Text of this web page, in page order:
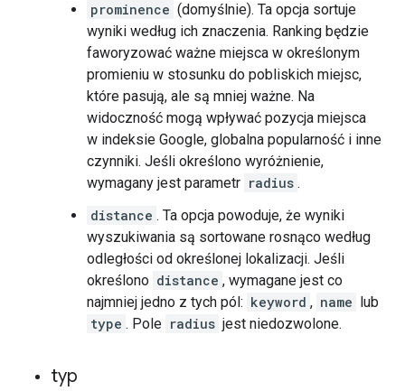
prominence (domyślnie). Ta opcja sortuje
wyniki według ich znaczenia. Ranking będzie
faworyzować ważne miejsca w określonym
promieniu w stosunku do pobliskich miejsc,
które pasują, ale są mniej ważne. Na
widoczność mogą wpływać pozycja miejsca
w indeksie Google, globalna popularność i inne
czynniki. Jeśli określono wyróżnienie,
wymagany jest parametr radius .
distance . Ta opcja powoduje, że wyniki
wyszukiwania są sortowane rosnąco według
odległości od określonej lokalizacji. Jeśli
określono distance , wymagane jest co
najmniej jedno z tych pól: keyword , name lub
type . Pole radius jest niedozwolone.
typ